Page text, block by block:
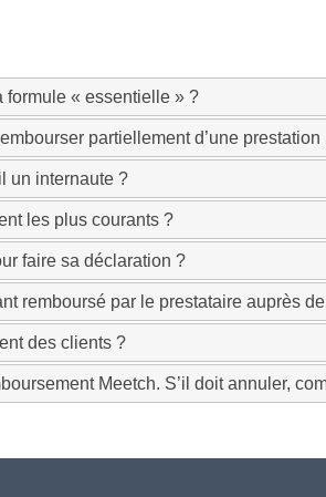
formule « essentielle » ?
partiellement d’une
un internaute ?
les plus courants ?
faire sa déclaration ?
remboursé par le prestataire auprès
des clients ?
Meetch. S’il doit annuler,